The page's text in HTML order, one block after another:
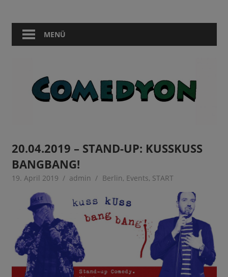
springen
Comedyon
Berlin
MENÜ
20.04.2019 – STAND-UP: KUSSKUSS
BANGBANG!
19. April 2019 admin Berlin, Events, START